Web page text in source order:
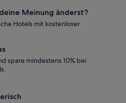
Meinung änderst?
Hotels mit kostenloser
spare mindestens 10% bei